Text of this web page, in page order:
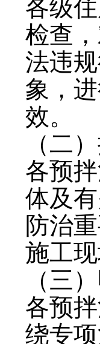
各级
检查
法违
象，
效。
（二
各预
体及
防治
施工
（三
各预
绕专